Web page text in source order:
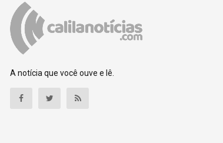
A notícia que você ouve e lê.